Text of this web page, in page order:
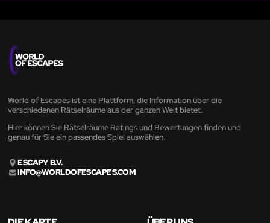
World of Escapes ist eine Plattform, die Information über die
verschiedenen Rätselräume aus der ganzen Welt bietet.
Hier können Sie Rätselräume Ratings und Bewertungen finden und
genau für Sie ein passendes Spiel auswählen.
ESCAPY B.V.
INFO@WORLDOFESCAPES.COM